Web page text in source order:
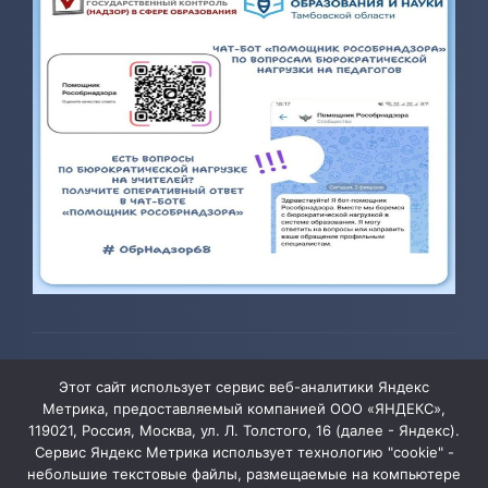
юношества»
Администрация сайта уведомляет, что информация,
Этот сайт использует сервис веб-аналитики Яндекс
Метрика, предоставляемый компанией ООО «ЯНДЕКС»,
119021, Россия, Москва, ул. Л. Толстого, 16 (далее - Яндекс).
Сервис Яндекс Метрика использует технологию "cookie" -
небольшие текстовые файлы, размещаемые на компьютере